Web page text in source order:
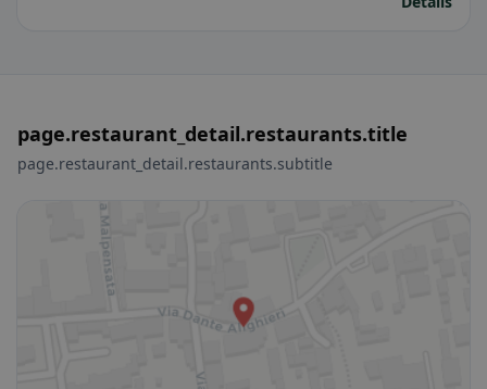
page.restaurant_detail.restaurants.title
page.restaurant_detail.restaurants.subtitle